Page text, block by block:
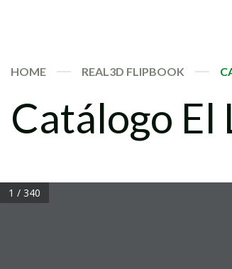
HOME REAL3D FLIPBOOK
Catálogo
1 / 340